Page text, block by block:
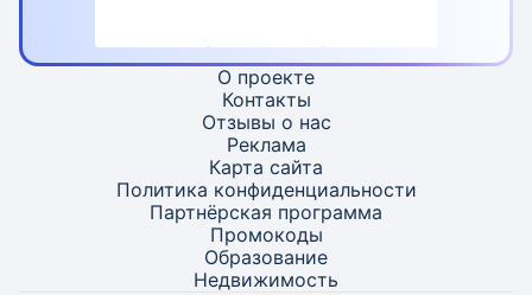
О проекте
Контакты
Отзывы о нас
Реклама
Карта сайта
Политика конфиденциальности
Партнёрская программа
Промокоды
Образование
Недвижимость